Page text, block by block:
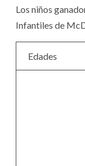
Los niños
Infantiles de
Edades